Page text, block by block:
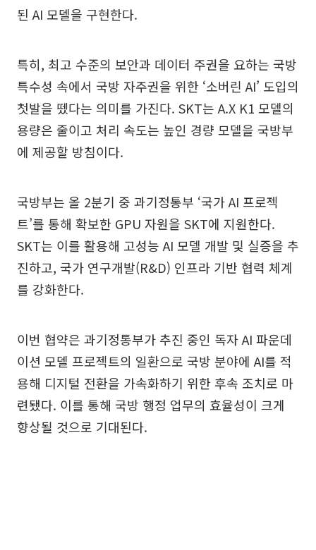
된 AI 모델을 구현한다.
특히, 최고 수준의 보안과 데이터 주권을 요하는 국방
특수성 속에서 국방 자주권을 위한 ‘소버린 AI’ 도입의
첫발을 뗐다는 의미를 가진다. SKT는 A.X K1 모델의
용량은 줄이고 처리 속도는 높인 경량 모델을 국방부
에 제공할 방침이다.
국방부는 올 2분기 중 과기정통부 ‘국가 AI 프로젝
트’를 통해 확보한 GPU 자원을 SKT에 지원한다.
SKT는 이를 활용해 고성능 AI 모델 개발 및 실증을 추
진하고, 국가 연구개발(R&D) 인프라 기반 협력 체계
를 강화한다.
이번 협약은 과기정통부가 추진 중인 독자 AI 파운데
이션 모델 프로젝트의 일환으로 국방 분야에 AI를 적
용해 디지털 전환을 가속화하기 위한 후속 조치로 마
련됐다. 이를 통해 국방 행정 업무의 효율성이 크게
향상될 것으로 기대된다.